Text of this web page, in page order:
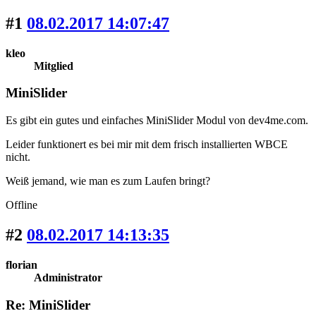
#1 08.02.2017 14:07:47
kleo
Mitglied
MiniSlider
Es gibt ein gutes und einfaches MiniSlider Modul von dev4me.com.
Leider funktionert es bei mir mit dem frisch installierten WBCE
nicht.
Weiß jemand, wie man es zum Laufen bringt?
Offline
#2 08.02.2017 14:13:35
florian
Administrator
Re: MiniSlider